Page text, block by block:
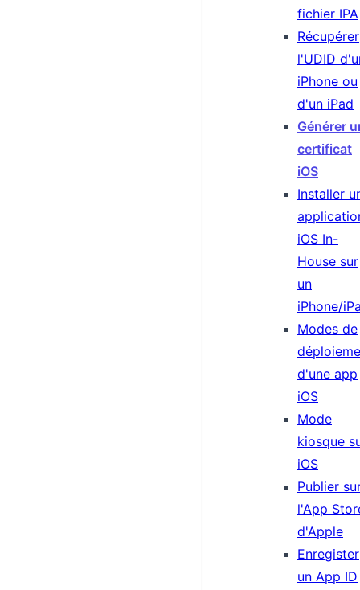
fichier IPA
Récupérer
l'UDID
iPhone ou
d'un iPad
Générer
certificat
iOS
Installer
iOS In-
House sur
un
iPhone/
Modes de
d'une app
iOS
Mode
kiosque
iOS
Publier
l'App
d'Apple
Enregister
un App ID